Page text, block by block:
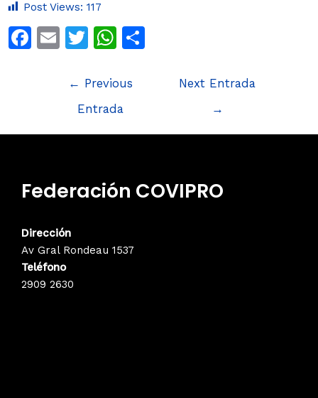
Post Views: 117
F
b
k
E
ai
T
itt
er
W
at
s
A
← Previous
Entrada
Next Entrada
→
Federación COVIPRO
Dirección
Av Gral Rondeau 1537
Teléfono
2909 2630